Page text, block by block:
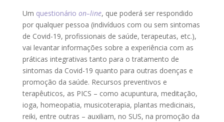
Um questionário on–line, que poderá ser respondido
por qualquer pessoa (indivíduos com ou sem sintomas
de Covid-19, profissionais de saúde, terapeutas, etc.),
vai levantar informações sobre a experiência com as
práticas integrativas tanto para o tratamento de
sintomas da Covid-19 quanto para outras doenças e
promoção da saúde. Recursos preventivos e
terapêuticos, as PICS – como acupuntura, meditação,
ioga, homeopatia, musicoterapia, plantas medicinais,
reiki, entre outras – auxiliam, no SUS, na promoção da